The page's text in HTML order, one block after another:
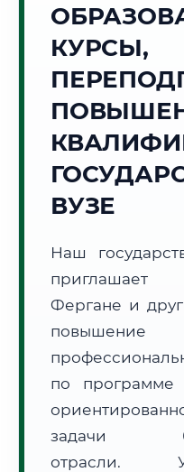
Погода в г.
🌅 Восход:05:15
📍 Региональная справка
Почтовые индексы:
Часовой пояс:
Формат учебы:
🗺️ Зона обслуживания: г.
КУРСЫ,
ВУЗЕ
Наш
приглашает
Фергане и
повышение
по программе
задачи
отрасли.